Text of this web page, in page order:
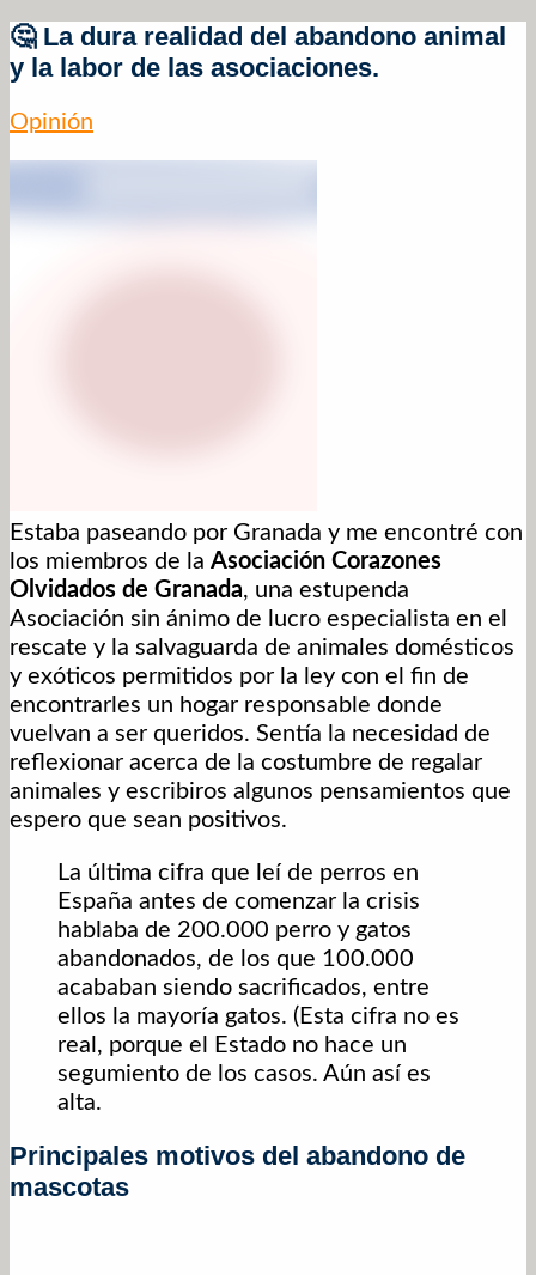
🤔 La dura realidad del abandono animal
y la labor de las asociaciones.
Opinión
Estaba paseando por Granada y me encontré con
los miembros de la Asociación Corazones
Olvidados de Granada, una estupenda
Asociación sin ánimo de lucro especialista en el
rescate y la salvaguarda de animales domésticos
y exóticos permitidos por la ley con el fin de
encontrarles un hogar responsable donde
vuelvan a ser queridos. Sentía la necesidad de
reflexionar acerca de la costumbre de regalar
animales y escribiros algunos pensamientos que
espero que sean positivos.
La última cifra que leí de perros en
España antes de comenzar la crisis
hablaba de 200.000 perro y gatos
abandonados, de los que 100.000
acababan siendo sacrificados, entre
ellos la mayoría gatos. (Esta cifra no es
real, porque el Estado no hace un
segumiento de los casos. Aún así es
alta.
Principales motivos del abandono de
mascotas